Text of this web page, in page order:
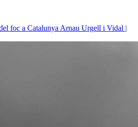
foc a Catalunya Arnau Urgell i Vidal |